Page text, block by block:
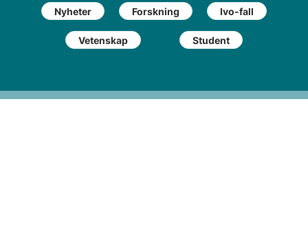
Nyheter Forskning Ivo-fall
Vetenskap Student